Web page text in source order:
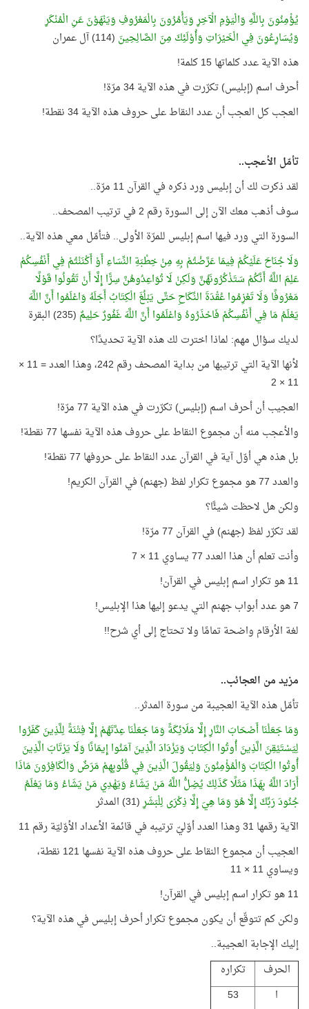
يُؤْمِنُونَ بِاللَّهِ وَالْيَوْمِ الْآخِرِ وَيَأْمُرُونَ بِالْمَعْرُوفِ وَيَنْهَوْنَ عَنِ الْمُنْكَرِ
وَيُسَارِعُونَ فِي الْخَيْرَاتِ وَأُوْلَئِكَ مِنَ الصَّالِحِينَ (114) آل عمران
هذه الآية عدد كلماتها 15 كلمة!
أحرف اسم (إبليس) تكرّرت في هذه الآية 34 مرّة!
العجب كل العجب أن عدد النقاط على حروف هذه الآية 34 نقطة!
تأمّل الأعجب..
لقد ذكرت لك أن إبليس ورد ذكره في القرآن 11 مرّة..
سوف أذهب معك الآن إلى السورة رقم 2 في ترتيب المصحف..
السورة التي ورد فيها اسم إبليس للمرّة الأولى.. فتأمّل معي هذه الآية..
وَلَا جُنَاحَ عَلَيْكُمْ فِيمَا عَرَّضْتُمْ بِهِ مِنْ خِطْبَةِ النِّسَاءِ أَوْ أَكْنَنْتُمْ فِي أَنْفُسِكُمْ
عَلِمَ اللَّهُ أَنَّكُمْ سَتَذْكُرُونَهُنَّ وَلَكِنْ لَا تُوَاعِدُوهُنَّ سِرًّا إِلَّا أَنْ تَقُولُوا قَوْلًا
مَعْرُوفًا وَلَا تَعْزِمُوا عُقْدَةَ النِّكَاحِ حَتَّى يَبْلُغَ الْكِتَابُ أَجَلَهُ وَاعْلَمُوا أَنَّ اللَّهَ
يَعْلَمُ مَا فِي أَنْفُسِكُمْ فَاحْذَرُوهُ وَاعْلَمُوا أَنَّ اللَّهَ غَفُورٌ حَلِيمٌ (235) البقرة
لديك سؤال مهم: لماذا اخترت لك هذه الآية تحديدًا؟
لأنها الآية التي ترتيبها من بداية المصحف رقم 242، وهذا العدد = 11 ×
11 × 2
العجيب أن أحرف اسم (إبليس) تكرّرت في هذه الآية 77 مرّة!
والأعجب منه أن مجموع النقاط على حروف هذه الآية نفسها 77 نقطة!
بل هذه هي أوّل آية في القرآن عدد النقاط على حروفها 77 نقطة!
والعدد 77 هو مجموع تكرار لفظ (جهنم) في القرآن الكريم!
ولكن هل لاحظت شيئًا؟
لقد تكرّر لفظ (جهنم) في القرآن 77 مرّة!
وأنت تعلم أن هذا العدد 77 يساوي 11 × 7
11 هو تكرار اسم إبليس في القرآن!
7 هو عدد أبواب جهنم التي يدعو إليها هذا الإبليس!
لغة الأرقام واضحة تمامًا ولا تحتاج إلى أي شرح!!
مزيد من العجائب..
تأمّل هذه الآية العجيبة من سورة المدثر..
وَمَا جَعَلْنَا أَصْحَابَ النَّارِ إِلَّا مَلَائِكَةً وَمَا جَعَلْنَا عِدَّتَهُمْ إِلَّا فِتْنَةً لِلَّذِينَ كَفَرُوا
لِيَسْتَيْقِنَ الَّذِينَ أُوتُوا الْكِتَابَ وَيَزْدَادَ الَّذِينَ آمَنُوا إِيمَانًا وَلَا يَرْتَابَ الَّذِينَ
أُوتُوا الْكِتَابَ وَالْمُؤْمِنُونَ وَلِيَقُولَ الَّذِينَ فِي قُلُوبِهِمْ مَرَضٌ وَالْكَافِرُونَ مَاذَا
أَرَادَ اللَّهُ بِهَذَا مَثَلًا كَذَلِكَ يُضِلُّ اللَّهُ مَنْ يَشَاءُ وَيَهْدِي مَنْ يَشَاءُ وَمَا يَعْلَمُ
جُنُودَ رَبِّكَ إِلَّا هُوَ وَمَا هِيَ إِلَّا ذِكْرَى لِلْبَشَرِ(31) المدثر
الآية رقمها 31 وهذا العدد أوّليّ ترتيبه في قائمة الأعداد الأوّليّة رقم 11
العجيب أن مجموع النقاط على حروف هذه الآية نفسها 121 نقطة،
ويساوي 11 × 11
11 هو تكرار اسم إبليس في القرآن!
ولكن كم تتوقّع أن يكون مجموع تكرار أحرف إبليس في هذه الآية؟
إليك الإجابة العجيبة..
الحرف
تكراره
ا
53